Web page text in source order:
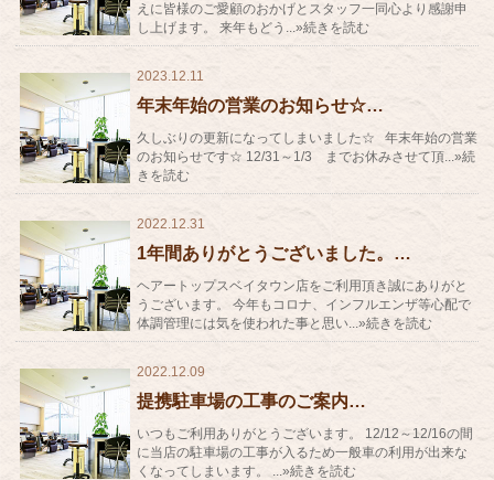
えに皆様のご愛顧のおかげとスタッフ一同心より感謝申
し上げます。 来年もどう...»続きを読む
2023.12.11
年末年始の営業のお知らせ☆…
久しぶりの更新になってしまいました☆ 年末年始の営業
のお知らせです☆ 12/31～1/3 までお休みさせて頂...»続
きを読む
2022.12.31
1年間ありがとうございました。…
ヘアートップスベイタウン店をご利用頂き誠にありがと
うございます。 今年もコロナ、インフルエンザ等心配で
体調管理には気を使われた事と思い...»続きを読む
2022.12.09
提携駐車場の工事のご案内…
いつもご利用ありがとうございます。 12/12～12/16の間
に当店の駐車場の工事が入るため一般車の利用が出来な
くなってしまいます。 ...»続きを読む